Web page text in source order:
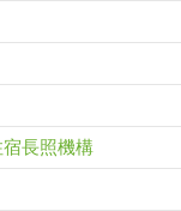
長照機構